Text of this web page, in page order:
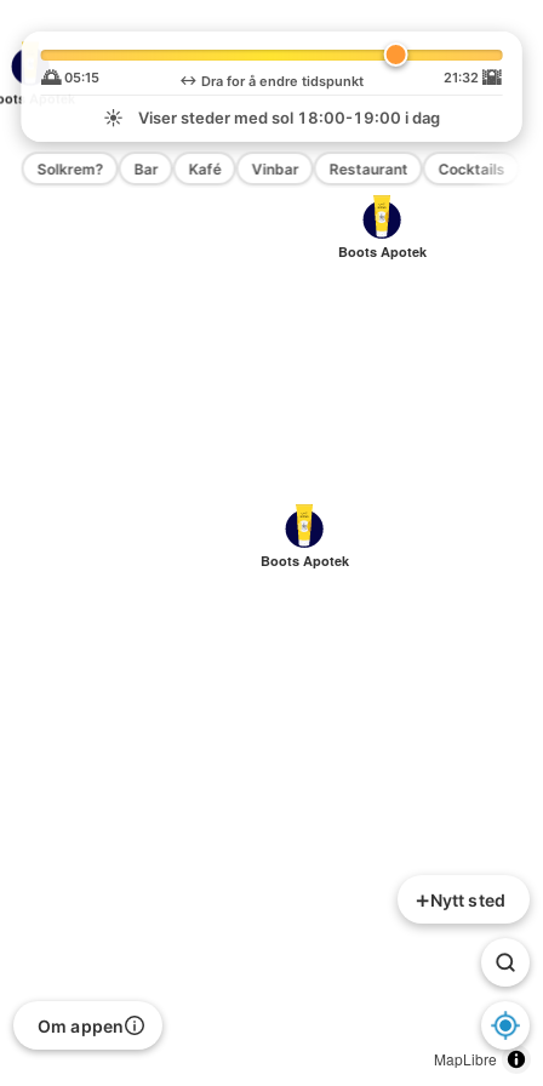
Boots Apotek
Boots Apotek
Apotek
MapLibre
+Nytt sted
🌅 05:15 ↔️ Dra for å endre tidspunkt 21:32 🌇
☀️
Viser steder med sol 18:00-19:00 i dag
Solkrem? Bar Kafé Vinbar Restaurant Cocktails
Om appen